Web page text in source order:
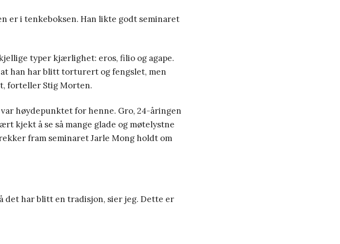
er i tenkeboksen. Han likte godt seminaret
typer kjærlighet: eros, filio og agape.
han har blitt torturert og fengslet, men
forteller Stig Morten.
høydepunktet for henne. Gro, 24-åringen
kjekt å se så mange glade og møtelystne
fram seminaret Jarle Mong holdt om
det har blitt en tradisjon, sier jeg. Dette er